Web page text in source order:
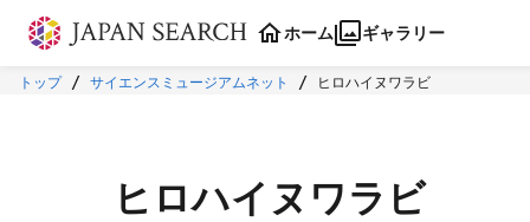
本文に飛ぶ
ホーム ギャラリー
トップ サイエンスミュージアムネット ヒロハイヌワラビ
ヒロハイヌワラビ